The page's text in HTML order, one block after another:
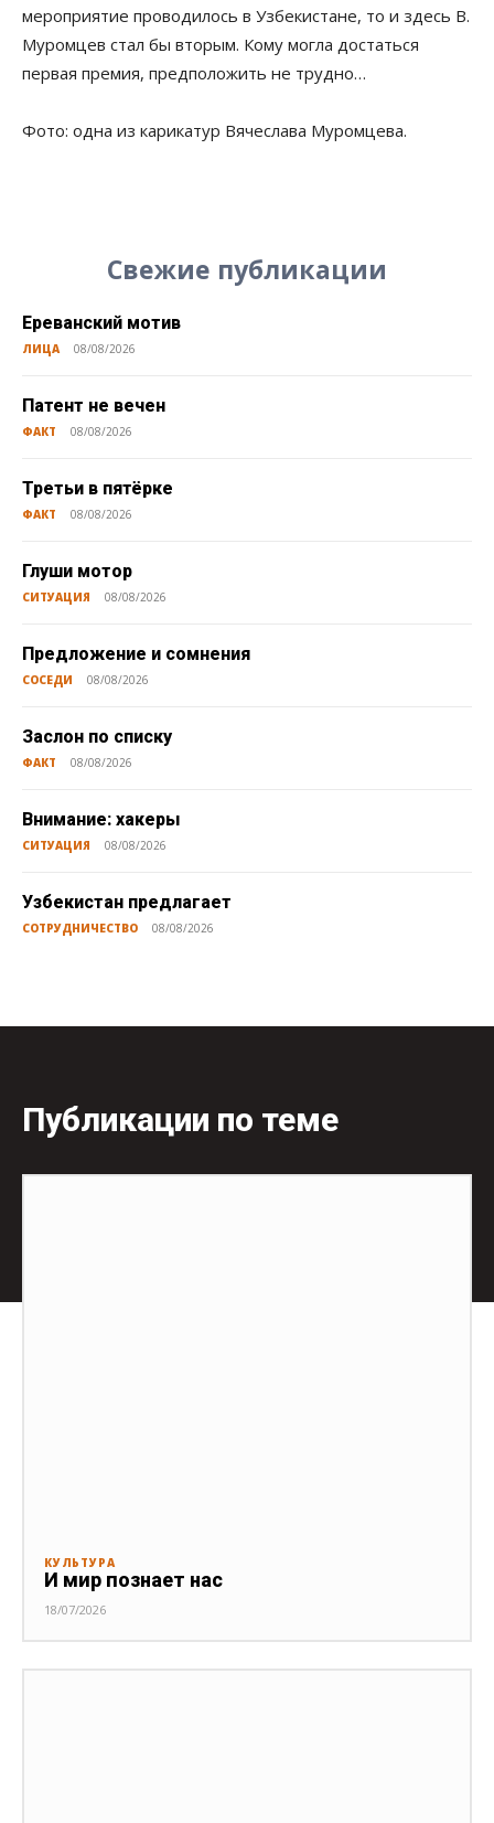
мероприятие проводилось в Узбекистане, то и здесь В.
Муромцев стал бы вторым. Кому могла достаться
первая премия, предположить не трудно…
Фото: одна из карикатур Вячеслава Муромцева.
Свежие публикации
Ереванский мотив
ЛИЦА 08/08/2026
Патент не вечен
ФАКТ 08/08/2026
Третьи в пятёрке
ФАКТ 08/08/2026
Глуши мотор
СИТУАЦИЯ 08/08/2026
Предложение и сомнения
СОСЕДИ 08/08/2026
Заслон по списку
ФАКТ 08/08/2026
Внимание: хакеры
СИТУАЦИЯ 08/08/2026
Узбекистан предлагает
СОТРУДНИЧЕСТВО 08/08/2026
Публикации по теме
КУЛЬТУРА
И мир познает нас
18/07/2026